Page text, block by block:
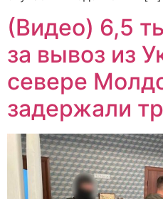
(Видео) 6,5
за вывоз из
севере
задержали